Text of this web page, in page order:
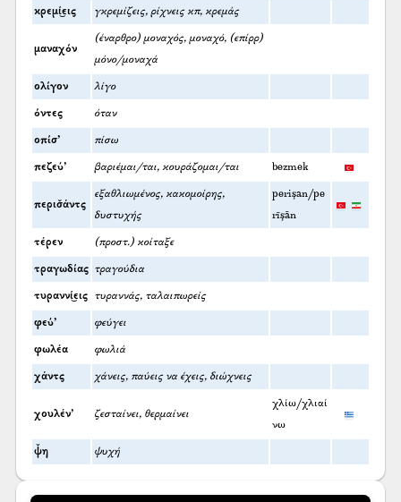
κρεμί͜εις γκρεμίζεις, ρίχνεις κπ, κρεμάς
μαναχόν
(έναρθρο) μοναχός, μοναχό, (επίρρ)
μόνο/μοναχά
ολίγον λίγο
όντες όταν
οπίσ’ πίσω
πεζεύ’ βαριέμαι/ται, κουράζομαι/ται bezmek
περισ̌άντς
εξαθλιωμένος, κακομοίρης,
δυστυχής
perişan/pe
rīşān
τέρεν (προστ.) κοίταξε
τραγωδίας τραγούδια
τυραννί͜εις τυραννάς, ταλαιπωρείς
φεύ’ φεύγει
φωλέα φωλιά
χάντς χάνεις, παύεις να έχεις, διώχνεις
χουλέν’ ζεσταίνει, θερμαίνει
χλίω/χλιαί
νω
ψ̌η ψυχή